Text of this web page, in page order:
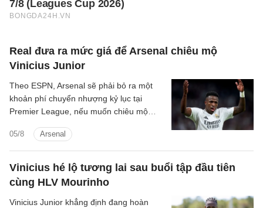
Real đưa ra mức giá để Arsenal chiêu mộ
Vinicius Junior
05/8 Arsenal
Theo ESPN, Arsenal sẽ phải bỏ ra một
khoản phí chuyển nhượng kỷ lục tại
Premier League, nếu muốn chiêu mộ
Vinicius hé lộ tương lai sau buổi tập đầu tiên
cùng HLV Mourinho
Vinicius Junior khẳng định đang hoàn